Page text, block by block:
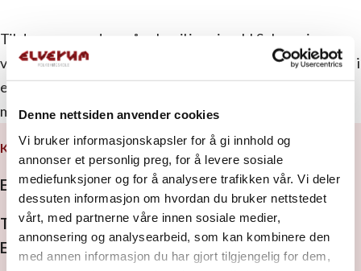
Denne nettsiden anvender cookies
Vi bruker informasjonskapsler for å gi innhold og
annonser et personlig preg, for å levere sosiale
mediefunksjoner og for å analysere trafikken vår. Vi deler
dessuten informasjon om hvordan du bruker nettstedet
vårt, med partnerne våre innen sosiale medier,
annonsering og analysearbeid, som kan kombinere den
med annen informasjon du har gjort tilgjengelig for dem,
Til deg som vurderer å søke vil jeg si: søk! Selv var jeg
veldig i tvil om jeg skulle søke, men angrer ikke ett sekund i
ettertid! Du kommer til å få venner for livet, og
muligheten til å drive med det du synes er gøy et helt år.
KONTAKT OSS
Elverum folkehøgskole
Tel:41 44 86 75
E-post:rektor.monica@elverumfhs.no